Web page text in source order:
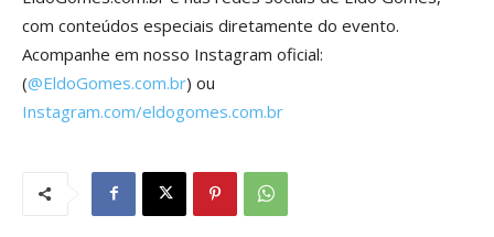
com conteúdos especiais diretamente do evento.
Acompanhe em nosso Instagram oficial:
(@EldoGomes.com.br) ou
Instagram.com/eldogomes.com.br